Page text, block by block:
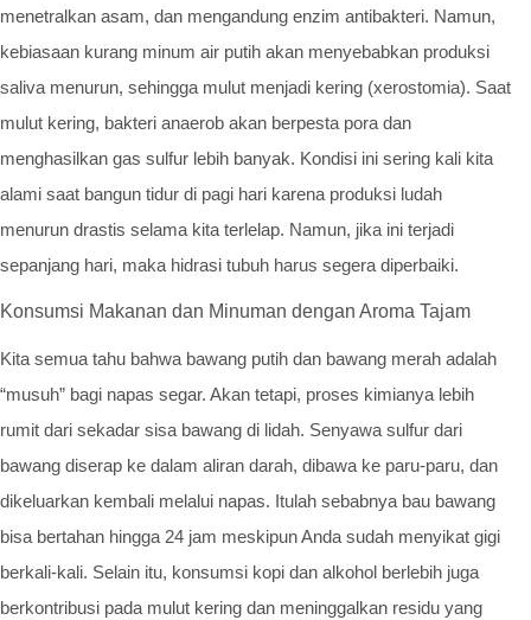
menetralkan asam, dan mengandung enzim antibakteri. Namun,
kebiasaan kurang minum air putih akan menyebabkan produksi
saliva menurun, sehingga mulut menjadi kering (xerostomia). Saat
mulut kering, bakteri anaerob akan berpesta pora dan
menghasilkan gas sulfur lebih banyak. Kondisi ini sering kali kita
alami saat bangun tidur di pagi hari karena produksi ludah
menurun drastis selama kita terlelap. Namun, jika ini terjadi
sepanjang hari, maka hidrasi tubuh harus segera diperbaiki.
Konsumsi Makanan dan Minuman dengan Aroma Tajam
Kita semua tahu bahwa bawang putih dan bawang merah adalah
“musuh” bagi napas segar. Akan tetapi, proses kimianya lebih
rumit dari sekadar sisa bawang di lidah. Senyawa sulfur dari
bawang diserap ke dalam aliran darah, dibawa ke paru-paru, dan
dikeluarkan kembali melalui napas. Itulah sebabnya bau bawang
bisa bertahan hingga 24 jam meskipun Anda sudah menyikat gigi
berkali-kali. Selain itu, konsumsi kopi dan alkohol berlebih juga
berkontribusi pada mulut kering dan meninggalkan residu yang